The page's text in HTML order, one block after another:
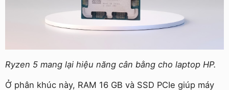
Ryzen 5 mang lại hiệu năng cân bằng cho laptop HP.
Ở phân khúc này, RAM 16 GB và SSD PCIe giúp máy